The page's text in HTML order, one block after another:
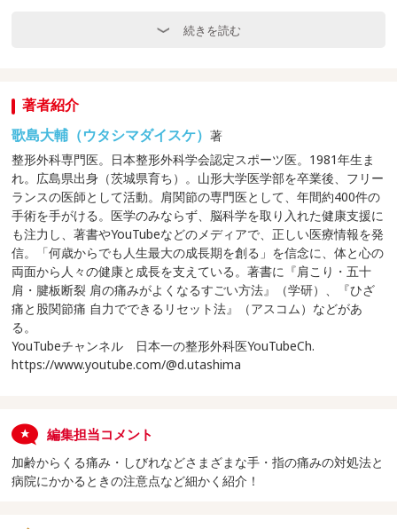
続きを読む
著者紹介
歌島大輔（ウタシマダイスケ）著
整形外科専門医。日本整形外科学会認定スポーツ医。1981年生ま
れ。広島県出身（茨城県育ち）。山形大学医学部を卒業後、フリー
ランスの医師として活動。肩関節の専門医として、年間約400件の
手術を手がける。医学のみならず、脳科学を取り入れた健康支援に
も注力し、著書やYouTubeなどのメディアで、正しい医療情報を発
信。「何歳からでも人生最大の成長期を創る」を信念に、体と心の
両面から人々の健康と成長を支えている。著書に『肩こり・五十
肩・腱板断裂 肩の痛みがよくなるすごい方法』（学研）、『ひざ
痛と股関節痛 自力でできるリセット法』（アスコム）などがあ
る。
YouTubeチャンネル 日本一の整形外科医YouTubeCh.
https://www.youtube.com/@d.utashima
編集担当コメント
加齢からくる痛み・しびれなどさまざまな手・指の痛みの対処法と
病院にかかるときの注意点など細かく紹介！